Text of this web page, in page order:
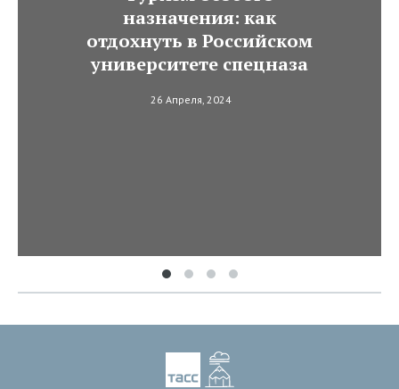
назначения: как
отдохнуть в Российском
университете спецназа
26 Апреля, 2024